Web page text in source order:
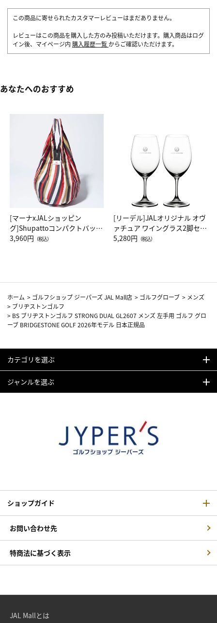
この商品に寄せられたカスタマーレビューはまだありません。
レビューはこの商品を購入した方のみ投稿いただけます。購入商品はログ
イン後、マイページ内 購入履歴一覧 からご確認いただけます。
あなたへのおすすめ
[マーナxJALショッピン
グ]Shupattoコンパクトバッグ
Drop JAL客室乗務員（LC）ス
3,960円 （税込）
[リーデル]JALオリジナル オヴ
ァチュア ワイングラス2脚セッ
ト（レッドワイン）
5,280円 （税込）
ホーム > ゴルフショップ ジーパーズ JAL Mall店 > ゴルフグローブ > メンズ
> ブリヂストンゴルフ
> BS ブリヂストンゴルフ STRONG DUAL GL2607 メンズ 左手用 ゴルフ グロ
ーブ BRIDGESTONE GOLF 2026年モデル 日本正規品
カテゴリを選ぶ
ジャンルを選ぶ
ショップガイド
お問い合わせ先
特商法に基づく表示
JAL Mallとは